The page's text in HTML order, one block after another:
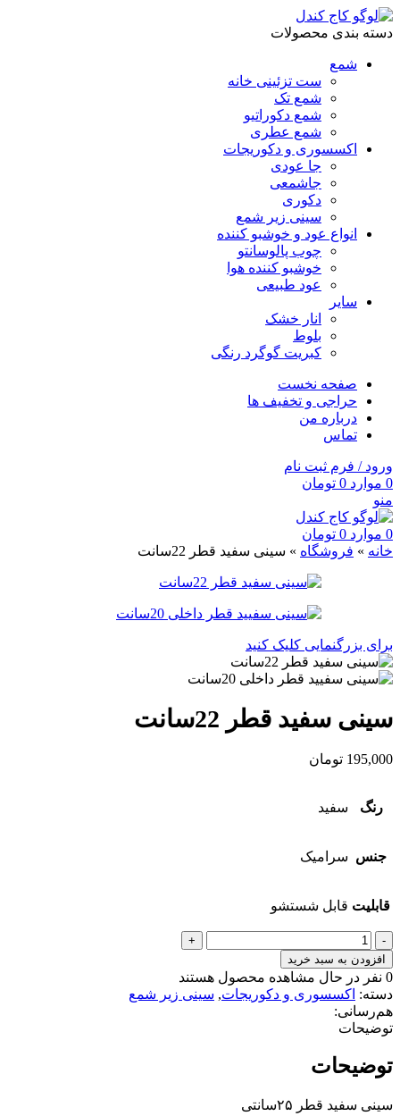
دسته بندی محصولات
شمع
ست تزئینی خانه
شمع تک
شمع دکوراتیو
شمع عطری
اکسسوری و دکوریجات
جا عودی
جاشمعی
دکوری
سینی زیر شمع
انواع عود و خوشبو کننده
چوب پالوسانتو
خوشبو کننده هوا
عود طبیعی
سایر
انار خشک
بلوط
کبریت گوگرد رنگی
صفحه نخست
حراجی و تخفیف ها
درباره من
تماس
ورود / فرم ثبت نام
0 موارد 0 تومان
منو
0 موارد 0 تومان
خانه » فروشگاه » سینی سفید قطر 22سانت
برای بزرگنمایی کلیک کنید
سینی سفید قطر 22سانت
195,000 تومان
رنگ سفید
جنس سرامیک
قابلیت قابل شستشو
سینی
سفید
قطر
22سانت
عدد
افزودن به سبد خرید
0 نفر در حال مشاهده محصول هستند
دسته: اکسسوری و دکوریجات, سینی زیر شمع
هم‌رسانی:
توضیحات
توضیحات
سینی سفید قطر ۲۵سانتی